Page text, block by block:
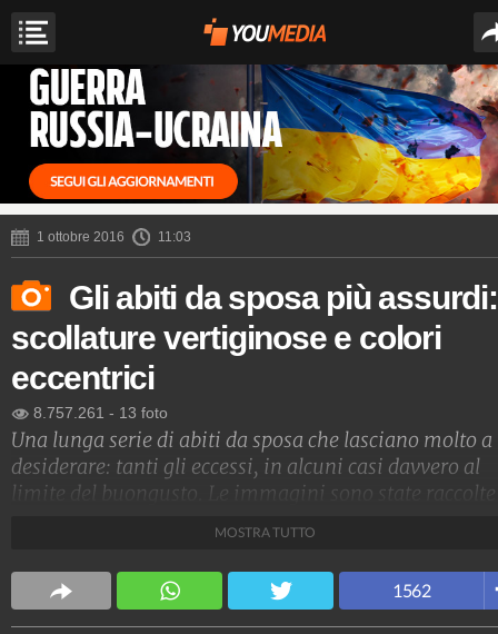
1 ottobre 2016 11:03
Gli abiti da sposa più assurdi:
scollature vertiginose e colori
eccentrici
8.757.261 - 13 foto
Una lunga serie di abiti da sposa che lasciano molto a
desiderare: tanti gli eccessi, in alcuni casi davvero al
limite del buongusto. Le immagini sono state raccolte
che vestono gli improbabili abiti.
MOSTRA TUTTO
1562